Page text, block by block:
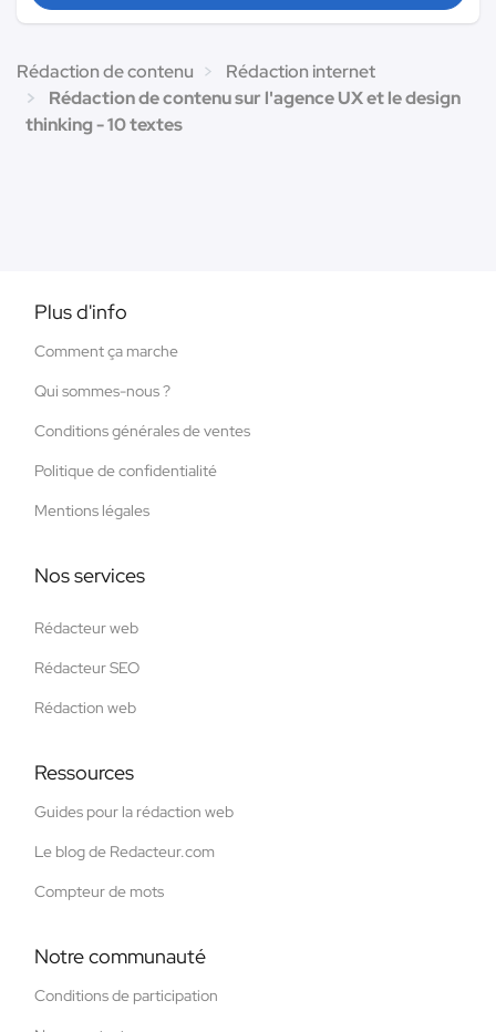
Rédaction de contenu
Rédaction internet
Rédaction de contenu sur l'agence UX et le design
thinking - 10 textes
Plus d'info
Comment ça marche
Qui sommes-nous ?
Conditions générales de ventes
Politique de confidentialité
Mentions légales
Nos services
Rédacteur web
Rédacteur SEO
Rédaction web
Ressources
Guides pour la rédaction web
Le blog de Redacteur.com
Compteur de mots
Notre communauté
Conditions de participation